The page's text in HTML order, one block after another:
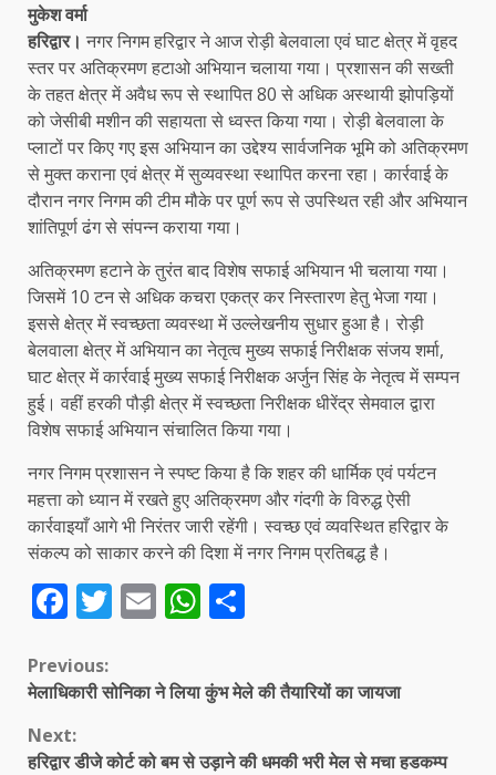
मुकेश वर्मा
हरिद्वार। नगर निगम हरिद्वार ने आज रोड़ी बेलवाला एवं घाट क्षेत्र में वृहद
स्तर पर अतिक्रमण हटाओ अभियान चलाया गया। प्रशासन की सख्ती
के तहत क्षेत्र में अवैध रूप से स्थापित 80 से अधिक अस्थायी झोपड़ियों
को जेसीबी मशीन की सहायता से ध्वस्त किया गया। रोड़ी बेलवाला के
प्लाटों पर किए गए इस अभियान का उद्देश्य सार्वजनिक भूमि को अतिक्रमण
से मुक्त कराना एवं क्षेत्र में सुव्यवस्था स्थापित करना रहा। कार्रवाई के
दौरान नगर निगम की टीम मौके पर पूर्ण रूप से उपस्थित रही और अभियान
शांतिपूर्ण ढंग से संपन्न कराया गया।
अतिक्रमण हटाने के तुरंत बाद विशेष सफाई अभियान भी चलाया गया।
जिसमें 10 टन से अधिक कचरा एकत्र कर निस्तारण हेतु भेजा गया।
इससे क्षेत्र में स्वच्छता व्यवस्था में उल्लेखनीय सुधार हुआ है। रोड़ी
बेलवाला क्षेत्र में अभियान का नेतृत्व मुख्य सफाई निरीक्षक संजय शर्मा,
घाट क्षेत्र में कार्रवाई मुख्य सफाई निरीक्षक अर्जुन सिंह के नेतृत्व में सम्पन
हुई। वहीं हरकी पौड़ी क्षेत्र में स्वच्छता निरीक्षक धीरेंद्र सेमवाल द्वारा
विशेष सफाई अभियान संचालित किया गया।
नगर निगम प्रशासन ने स्पष्ट किया है कि शहर की धार्मिक एवं पर्यटन
महत्ता को ध्यान में रखते हुए अतिक्रमण और गंदगी के विरुद्ध ऐसी
कार्रवाइयाँ आगे भी निरंतर जारी रहेंगी। स्वच्छ एवं व्यवस्थित हरिद्वार के
संकल्प को साकार करने की दिशा में नगर निगम प्रतिबद्ध है।
Facebook
Twitter
EmailWhatsApp
Continue
Previous:
मेलाधिकारी सोनिका ने लिया कुंभ मेले की तैयारियों का जायजा
Next:
हरिद्वार डीजे कोर्ट को बम से उड़ाने की धमकी भरी मेल से मचा हडकम्प